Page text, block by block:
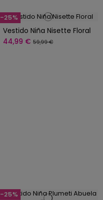
-25%
Vestido Niña Nisette Floral
44,99 €59,99 €
-25%